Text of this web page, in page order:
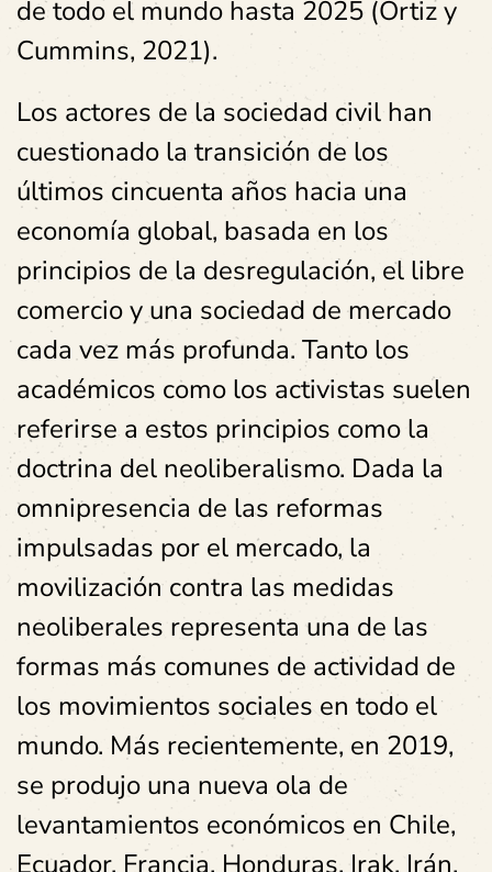
de todo el mundo hasta 2025 (Ortiz y
Cummins, 2021).
Los actores de la sociedad civil han
cuestionado la transición de los
últimos cincuenta años hacia una
economía global, basada en los
principios de la desregulación, el libre
comercio y una sociedad de mercado
cada vez más profunda. Tanto los
académicos como los activistas suelen
referirse a estos principios como la
doctrina del neoliberalismo. Dada la
omnipresencia de las reformas
impulsadas por el mercado, la
movilización contra las medidas
neoliberales representa una de las
formas más comunes de actividad de
los movimientos sociales en todo el
mundo. Más recientemente, en 2019,
se produjo una nueva ola de
levantamientos económicos en Chile,
Ecuador, Francia, Honduras, Irak, Irán,